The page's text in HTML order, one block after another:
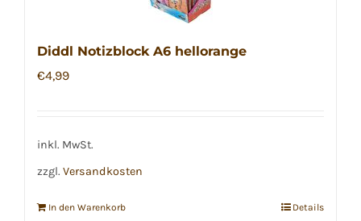
Diddl Notizblock A6 hellorange
€4,99
inkl. MwSt.
zzgl. Versandkosten
In den Warenkorb Details